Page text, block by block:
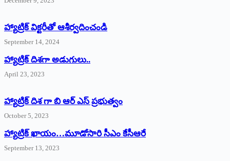
హ్యాట్రిక్‌ ‌విక్టరీతో ఆశీర్వదించండి
September 14, 2024
‌హ్యాట్రిక్‌ ‌దిశగా అడుగులు..
April 23, 2023
హ్యాట్రిక్ దిశ గా బి ఆర్ ఎస్ ప్రభుత్వం
October 5, 2023
హ్యాట్రిక్‌ ‌ఖాయం…మూడోసారి సీఎం కేసీఆరే
September 13, 2023